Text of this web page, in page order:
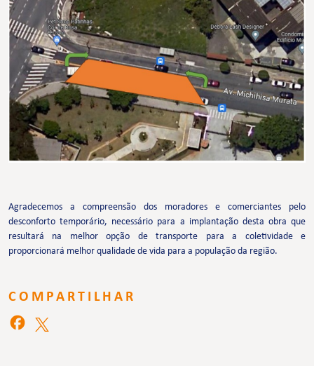
Agradecemos a compreensão dos moradores e comerciantes pelo
desconforto temporário, necessário para a implantação desta obra que
resultará na melhor opção de transporte para a coletividade e
proporcionará melhor qualidade de vida para a população da região.
COMPARTILHAR